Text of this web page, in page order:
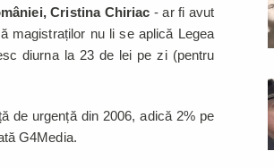
Cristina Chiriac - ar fi avut
magistraților nu li se aplică Legea
diurna la 23 de lei pe zi (pentru
de urgență din 2006, adică 2% pe
G4Media.